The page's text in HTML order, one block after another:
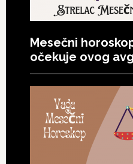
Mesečni
očekuje ovog